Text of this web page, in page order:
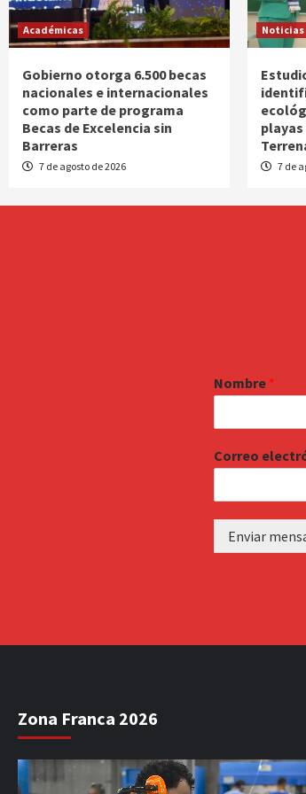
Académicas
Gobierno otorga 6.500 becas
nacionales e internacionales
como parte de programa
Becas de Excelencia sin
Barreras
7 de agosto de 2026
Noticias
playas
7 de
Nombre *
Correo
Enviar
Zona Franca 2026
Reproductor
de